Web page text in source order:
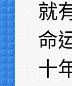
就
命
十